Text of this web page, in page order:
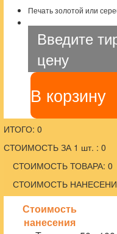
Печать золотой или
Введите
цену
В корзину
ИТОГО: 0
СТОИМОСТЬ ЗА 1 шт. : 0
СТОИМОСТЬ ТОВАРА: 0
СТОИМОСТЬ
Стоимость
нанесения